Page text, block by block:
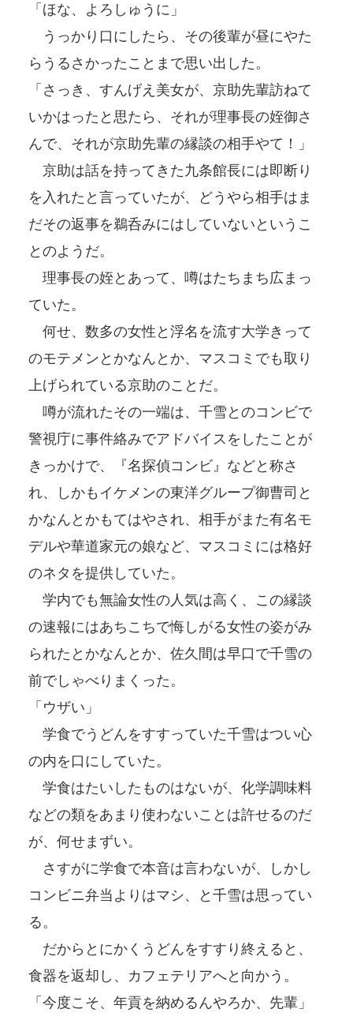
「ほな、よろしゅうに」
うっかり口にしたら、その後輩が昼にやた
らうるさかったことまで思い出した。
「さっき、すんげえ美女が、京助先輩訪ねて
いかはったと思たら、それが理事長の姪御さ
んで、それが京助先輩の縁談の相手やて！」
京助は話を持ってきた九条館長には即断り
を入れたと言っていたが、どうやら相手はま
だその返事を鵜呑みにはしていないというこ
とのようだ。
理事長の姪とあって、噂はたちまち広まっ
ていた。
何せ、数多の女性と浮名を流す大学きって
のモテメンとかなんとか、マスコミでも取り
上げられている京助のことだ。
噂が流れたその一端は、千雪とのコンビで
警視庁に事件絡みでアドバイスをしたことが
きっかけで、『名探偵コンビ』などと称さ
れ、しかもイケメンの東洋グループ御曹司と
かなんとかもてはやされ、相手がまた有名モ
デルや華道家元の娘など、マスコミには格好
のネタを提供していた。
学内でも無論女性の人気は高く、この縁談
の速報にはあちこちで悔しがる女性の姿がみ
られたとかなんとか、佐久間は早口で千雪の
前でしゃべりまくった。
「ウザい」
学食でうどんをすすっていた千雪はつい心
の内を口にしていた。
学食はたいしたものはないが、化学調味料
などの類をあまり使わないことは許せるのだ
が、何せまずい。
さすがに学食で本音は言わないが、しかし
コンビニ弁当よりはマシ、と千雪は思ってい
る。
だからとにかくうどんをすすり終えると、
食器を返却し、カフェテリアへと向かう。
「今度こそ、年貢を納めるんやろか、先輩」